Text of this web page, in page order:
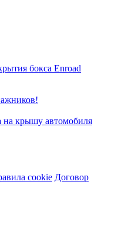
бокса Enroad
на крышу автомобиля
cookie Договор